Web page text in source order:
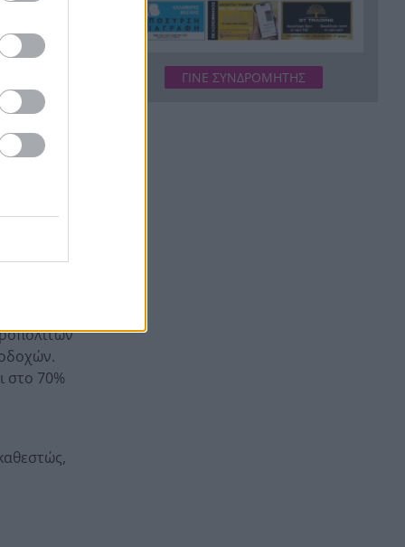
το ίδιο
των
στο 70%
20:12 Κόκκινα τα 118 κτίρια στις 325
αυτοψίες των πληγεισών
καταστροφικές πυρκαγιές
ΓΙΝΕ ΣΥΝΔΡΟΜΗΤΗΣ